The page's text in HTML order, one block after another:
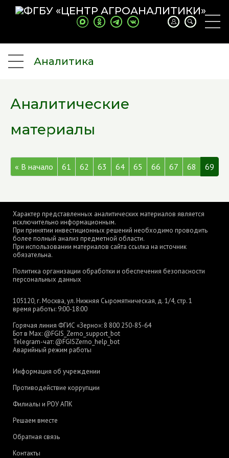
Аналитика
Аналитические
материалы
« В начало 61 62 63 64 65 66 67 68 69
Характер представленных аналитических материалов является
исключительно информационным.
При принятии инвестиционных решений необходимо проводить
более полный анализ предметной области.
При использовании материалов сайта ссылка на источник
обязательна.
Политика организации обработки и обеспечения безопасности
персональных данных
105120, г. Москва, ул. Нижняя Сыромятническая, д. 1/4, стр. 1
время работы: 9:00-18:00
Горячая линия ФГИС «Зерно»: 8 800 250-85-64
Бот в Max: @FGIS_Zerno_support_bot
Telegram-чат: @FGISZerno_help_bot
Аварийный режим работы
Информация об учреждении
Противодействие коррупции
Филиалы и РОУ АПК
Решаем вместе
Обратная связь
Контакты